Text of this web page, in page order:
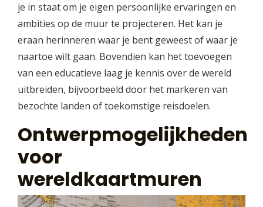
je in staat om je eigen persoonlijke ervaringen en
ambities op de muur te projecteren. Het kan je
eraan herinneren waar je bent geweest of waar je
naartoe wilt gaan. Bovendien kan het toevoegen
van een educatieve laag je kennis over de wereld
uitbreiden, bijvoorbeeld door het markeren van
bezochte landen of toekomstige reisdoelen.
Ontwerpmogelijkheden
voor
wereldkaartmuren